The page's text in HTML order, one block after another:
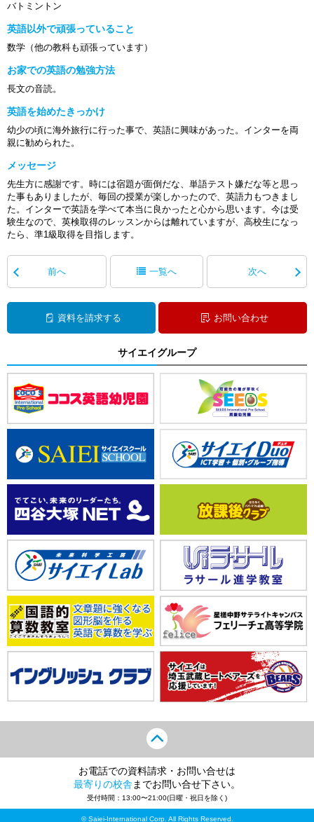
バトミントン
英語以外で頑張っていること
数学（他の教科も頑張っています）
お家での英語の勉強方法
長文の音読。
英語を始めたきっかけ
幼少の頃に海外旅行に行った事で、英語に興味があった。インターを両
親に勧められた。
メッセージ
先生方に感謝です。時には宿題が面倒だな、単語テスト嫌だな等と思っ
た事もありましたが、毎回の授業が楽しかったので、英語力もつきまし
た。インターで英語を学べて本当に良かったと心から思います。今は受
験生なので、英検取得のレッスンからは離れていますが、高校生になっ
たら、準1級取得を目指します。
前へ 一覧へ 次へ
資料を請求する お問い合わせ
サイエイグループ
お電話での資料請求・お問い合せは
最寄りの校舎 までお問い合せ下さい。
受付時間：13:00〜21:00(日曜・祝日を除く)
© Saiei-International Corp. All Rights Reserved.